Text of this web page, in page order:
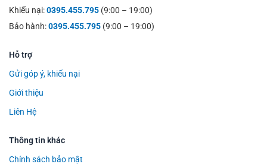
Khiếu nại:0395.455.795 (9:00 – 19:00)
Bảo hành:0395.455.795 (9:00 – 19:00)
Hỗ trợ
Gửi góp ý, khiếu nại
Giới thiệu
Liên Hệ
Thông tin khác
Chính sách bảo mật